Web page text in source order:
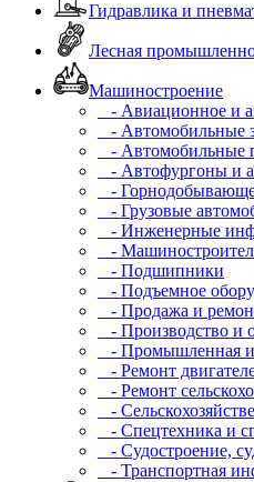
Гидравлика и
Лесная
Машиностроение
- Авиационное и
- Автомобильные
- Автомобильные
- Автофургоны и
-
- Грузовые
- Инженерные
-
- Подшипники
- Подъемное
- Продажа и
- Производство и
- Промышленная
- Ремонт
- Ремонт
-
- Спецтехника и
- Судостроение,
- Транспортная